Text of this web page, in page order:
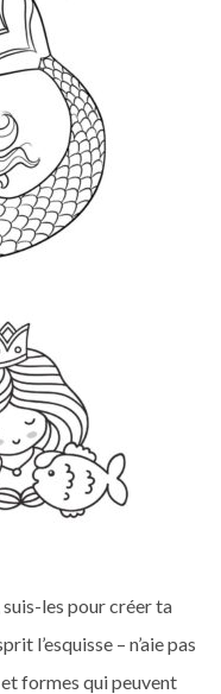
les pour créer ta
l’esquisse – n’aie pas
formes qui peuvent